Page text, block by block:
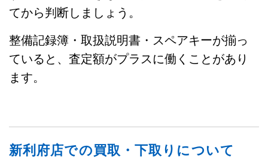
てから判断しましょう。
整備記録簿・取扱説明書・スペアキーが揃っ
ていると、査定額がプラスに働くことがあり
ます。
新利府店での買取・下取りについて